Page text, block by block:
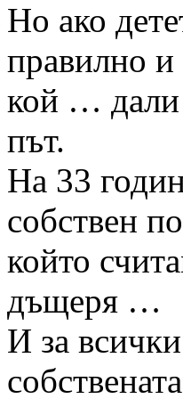
Но ако
правилно и
кой … дали
път.
На 33
собствен
който
дъщеря …
И за